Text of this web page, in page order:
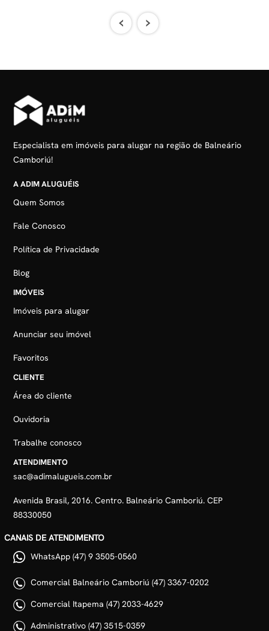
‹ ›
Especialista em imóveis para alugar na região de Balneário
Camboriú!
A ADIM ALUGUÉIS
Quem Somos
Fale Conosco
Política de Privacidade
Blog
IMÓVEIS
Imóveis para alugar
Anunciar seu imóvel
Favoritos
CLIENTE
Área do cliente
Ouvidoria
Trabalhe conosco
ATENDIMENTO
sac@adimalugueis.com.br
Avenida Brasil, 2016. Centro. Balneário Camboriú. CEP
88330050
CANAIS DE ATENDIMENTO
WhatsApp (47) 9 3505-0560
Comercial Balneário Camboriú (47) 3367-0202
Comercial Itapema (47) 2033-4629
Administrativo (47) 3515-0359